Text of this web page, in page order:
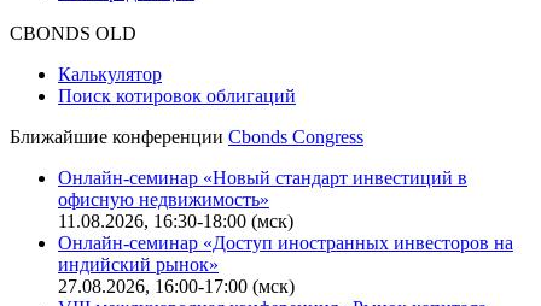
Оферта для юридических лиц
IT-аккредитация
Поиск котировок облигаций
Ближайшие конференцииCbonds Congress
Онлайн-семинар «Новый стандарт инвестиций в
офисную недвижимость»